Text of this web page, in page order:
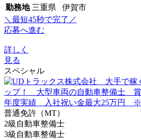
勤務地 三重県 伊賀市
＼最短45秒で完了／
応募へ進む
詳しく
見る
スペシャル
普通免許（MT）
2級自動車整備士
3級自動車整備士